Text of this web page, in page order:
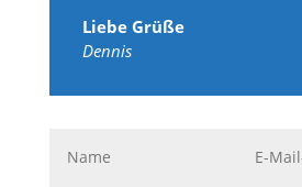
Liebe Grüße
Dennis